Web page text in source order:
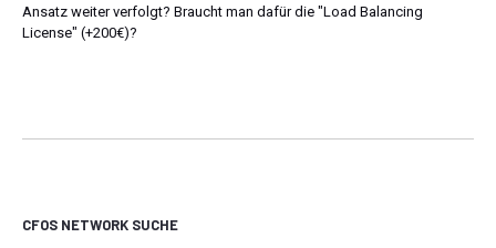
Ansatz weiter verfolgt? Braucht man dafür die "Load Balancing
License" (+200€)?
CFOS NETWORK SUCHE